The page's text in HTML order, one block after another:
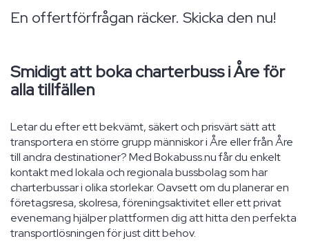
En offertförfrågan räcker. Skicka den nu!
Smidigt att boka charterbuss i Åre för
alla tillfällen
Letar du efter ett bekvämt, säkert och prisvärt sätt att
transportera en större grupp människor i Åre eller från Åre
till andra destinationer? Med Bokabuss.nu får du enkelt
kontakt med lokala och regionala bussbolag som har
charterbussar i olika storlekar. Oavsett om du planerar en
företagsresa, skolresa, föreningsaktivitet eller ett privat
evenemang hjälper plattformen dig att hitta den perfekta
transportlösningen för just ditt behov.